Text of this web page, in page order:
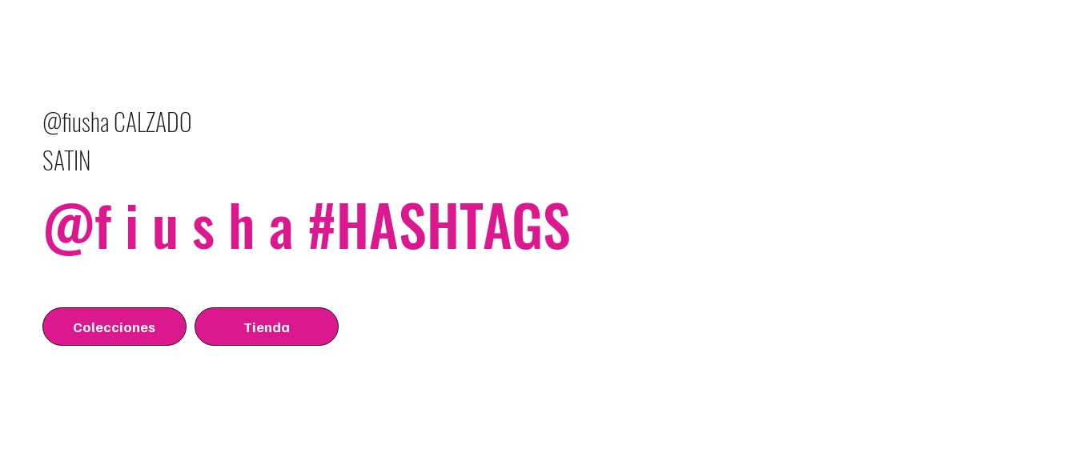
@fiusha CALZADO
SATIN
@f i u s h a #HASHTAGS
Colecciones Tienda